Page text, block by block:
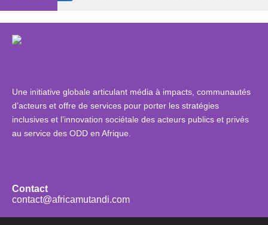
Une initiative globale articulant média à impacts, communautés
d’acteurs et offre de services pour porter les stratégies
inclusives et l’innovation sociétale des acteurs publics et privés
au service des ODD en Afrique.
Contact
contact@africamutandi.com